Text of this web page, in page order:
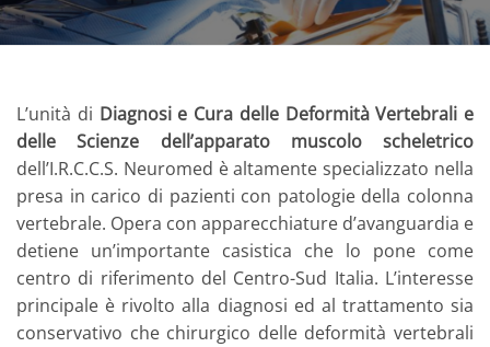
L’unità di Diagnosi e Cura delle Deformità Vertebrali e
delle Scienze dell’apparato muscolo scheletrico
dell’I.R.C.C.S. Neuromed è altamente specializzato nella
presa in carico di pazienti con patologie della colonna
vertebrale. Opera con apparecchiature d’avanguardia e
detiene un’importante casistica che lo pone come
centro di riferimento del Centro-Sud Italia. L’interesse
principale è rivolto alla diagnosi ed al trattamento sia
conservativo che chirurgico delle deformità vertebrali